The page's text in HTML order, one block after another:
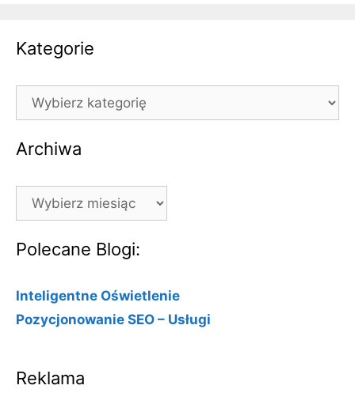
Kategorie
Kategorie
Archiwa
Archiwa
Polecane Blogi:
Inteligentne Oświetlenie
Pozycjonowanie SEO – Usługi
Reklama